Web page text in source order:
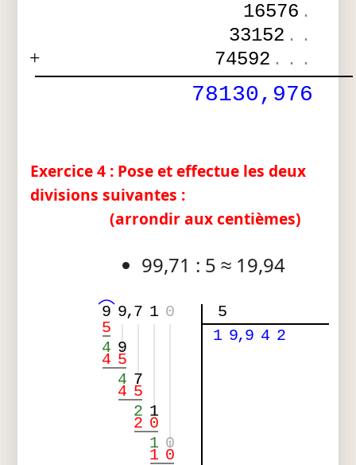
16576 .
33152 .
.
74592 .
.
.
+
78130,976
Exercice 4 : Pose et effectue les deux
divisions suivantes :
(arrondir aux centièmes)
99,71 : 5 ≈ 19,94
9 9 7 1
, 0
5
1 9,9 4 2
5
4 9
5
4
4 7
5
4
2 1
0
2
1 0
0
1